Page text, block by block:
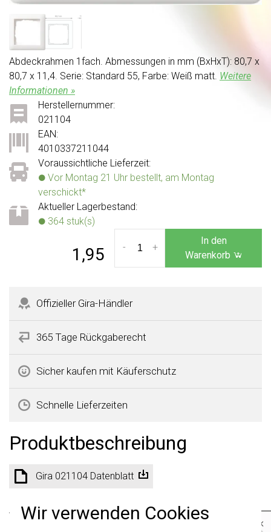
Wir verwenden Cookies
Abdeckrahmen 1fach. Abmessungen in mm (BxHxT): 80,7 x
80,7 x 11,4. Serie: Standard 55, Farbe: Weiß matt. Weitere
Informationen »
Voraussichtliche Lieferzeit:
Vor Montag 21 Uhr bestellt, am Montag
verschickt*
Aktueller Lagerbestand:
364 stuk(s)
Herstellernummer:
021104
EAN:
4010337211044
1,95 +
-
In den
Warenkorb
Offizieller Gira-Händler
365 Tage Rückgaberecht
Sicher kaufen mit Käuferschutz
Schnelle Lieferzeiten
Produktbeschreibung
Gira 021104 Datenblatt
Abdeckrahmen Gira Standard 55, Reinweiß matt (ähnl. RAL
×